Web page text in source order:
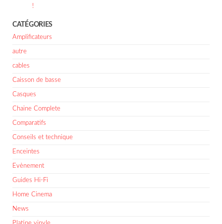
!
CATÉGORIES
Amplificateurs
autre
cables
Caisson de basse
Casques
Chaine Complete
Comparatifs
Conseils et technique
Enceintes
Evènement
Guides Hi-Fi
Home Cinema
News